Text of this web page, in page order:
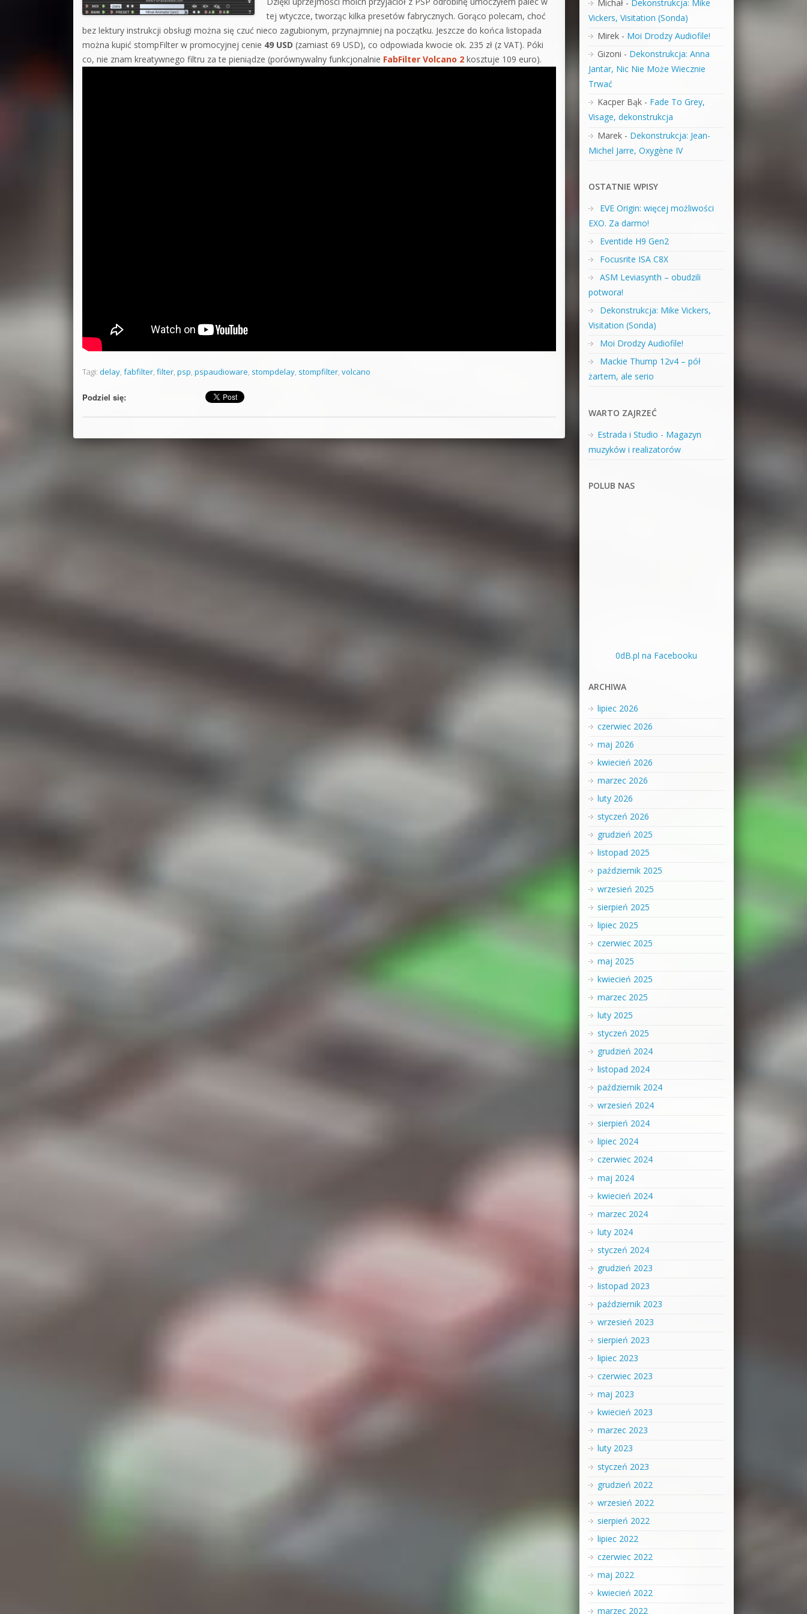
tej wtyczce, tworząc kilka presetów fabrycznych. Gorąco polecam, choć
bez lektury instrukcji obsługi można się czuć nieco zagubionym, przynajmniej na początku. Jeszcze do końca listopada
można kupić stompFilter w promocyjnej cenie 49 USD (zamiast 69 USD), co odpowiada kwocie ok. 235 zł (z VAT). Póki
co, nie znam kreatywnego filtru za te pieniądze (porównywalny funkcjonalnie FabFilter Volcano 2 kosztuje 109 euro).
Tagi: delay, fabfilter, filter, psp, pspaudioware, stompdelay, stompfilter, volcano
Podziel się:
Michał- Dekonstrukcja: Mike
Vickers, Visitation (Sonda)
Mirek- Moi Drodzy Audiofile!
Gizoni - Dekonstrukcja: Anna
Jantar, Nic Nie Może Wiecznie
Trwać
Kacper Bąk- Fade To Grey,
Visage, dekonstrukcja
Marek- Dekonstrukcja: Jean-
Michel Jarre, Oxygène IV
OSTATNIE WPISY
EVE Origin: więcej możliwości
EXO. Za darmo!
Eventide H9 Gen2
Focusrite ISA C8X
ASM Leviasynth – obudzili
potwora!
Dekonstrukcja: Mike Vickers,
Visitation (Sonda)
Moi Drodzy Audiofile!
Mackie Thump 12v4 – pół
żartem, ale serio
WARTO ZAJRZEĆ
Estrada i Studio - Magazyn
muzyków i realizatorów
POLUB NAS
0dB.pl na Facebooku
ARCHIWA
lipiec 2026
czerwiec 2026
maj 2026
kwiecień 2026
marzec 2026
luty 2026
styczeń 2026
grudzień 2025
listopad 2025
październik 2025
wrzesień 2025
sierpień 2025
lipiec 2025
czerwiec 2025
maj 2025
kwiecień 2025
marzec 2025
luty 2025
styczeń 2025
grudzień 2024
listopad 2024
październik 2024
wrzesień 2024
sierpień 2024
lipiec 2024
czerwiec 2024
maj 2024
kwiecień 2024
marzec 2024
luty 2024
styczeń 2024
grudzień 2023
listopad 2023
październik 2023
wrzesień 2023
sierpień 2023
lipiec 2023
czerwiec 2023
maj 2023
kwiecień 2023
marzec 2023
luty 2023
styczeń 2023
grudzień 2022
wrzesień 2022
sierpień 2022
lipiec 2022
czerwiec 2022
maj 2022
kwiecień 2022
marzec 2022